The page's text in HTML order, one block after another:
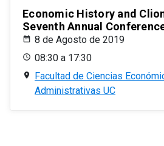
Economic History and
Seventh Annual
8 de Agosto de 2019
08:30 a 17:30
Facultad de Ciencias
Administrativas UC